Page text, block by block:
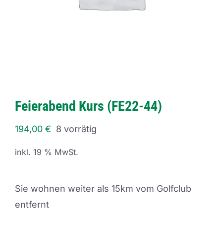
Feierabend Kurs (FE22-44)
194,00 € 8 vorrätig
inkl. 19 % MwSt.
Sie wohnen weiter als 15km vom Golfclub
entfernt